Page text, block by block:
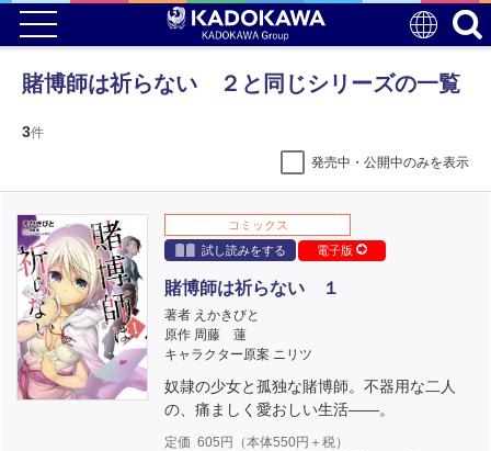
賭博師は祈らない ２と同じシリーズの一覧
3件
発売中・公開中のみを表示
コミックス
試し読みをする
電子版
賭博師は祈らない １
著者 えかきびと
原作 周藤 蓮
キャラクター原案 ニリツ
奴隷の少女と孤独な賭博師。不器用な二人
の、痛ましく愛おしい生活――。
定価 605 円（本体550円＋税）